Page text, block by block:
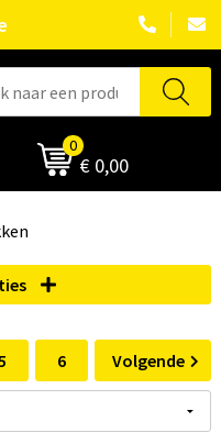
0
€ 0,00
6 Volgende